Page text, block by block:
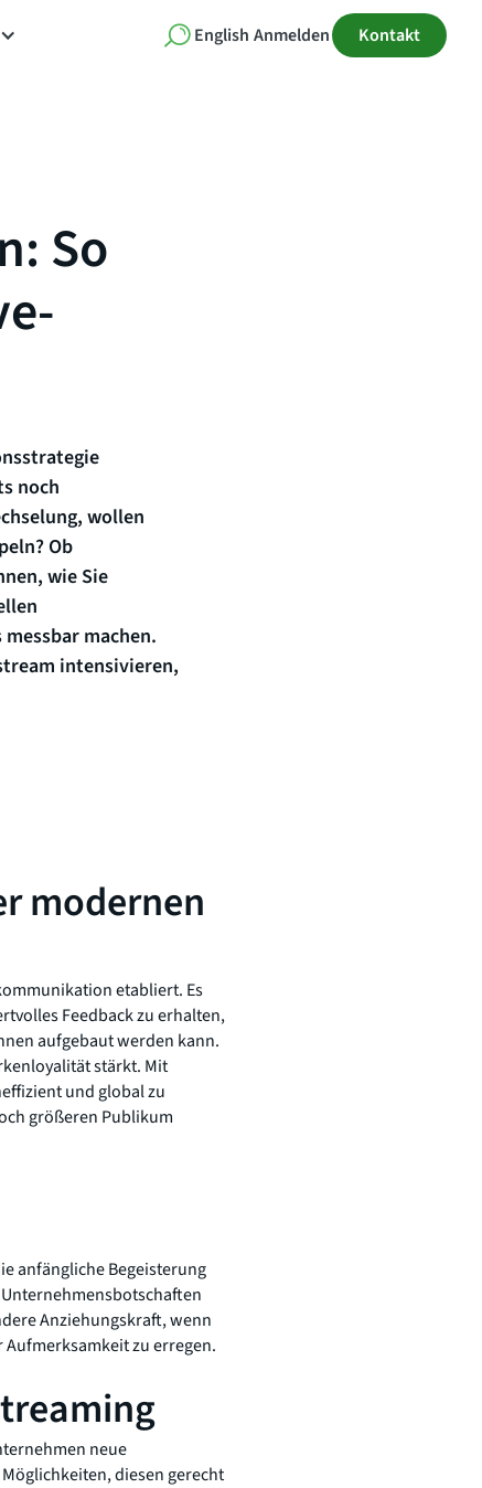
English Anmelden Kontakt
So
noch
wollen
Ob
wie Sie
machen.
intensivieren,
modernen
etabliert. Es
Feedback zu erhalten,
aufgebaut werden kann.
stärkt. Mit
und global zu
größeren Publikum
anfängliche Begeisterung
Anziehungskraft, wenn
zu erregen.
neue
diesen gerecht